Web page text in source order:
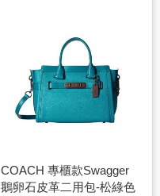
COACH 專櫃款Swagger
鵝卵石皮革二用包-松綠色